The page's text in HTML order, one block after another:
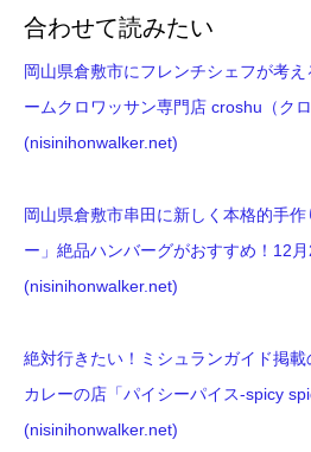
合わせて読みたい
岡山県倉敷市にフレンチシェフが考
ームクロワッサン専門店 croshu（ク
(nisinihonwalker.net)
岡山県倉敷市串田に新しく本格的手
ー」絶品ハンバーグがおすすめ！12月
(nisinihonwalker.net)
絶対行きたい！ミシュランガイド掲
カレーの店「パイシーパイス-spicy
(nisinihonwalker.net)